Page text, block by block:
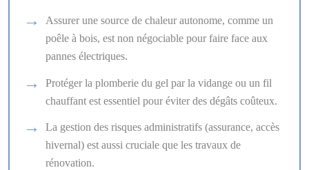
Assurer une source de chaleur autonome, comme un
poêle à bois, est non négociable pour faire face aux
pannes électriques.
Protéger la plomberie du gel par la vidange ou un fil
chauffant est essentiel pour éviter des dégâts coûteux.
La gestion des risques administratifs (assurance, accès
hivernal) est aussi cruciale que les travaux de
rénovation.